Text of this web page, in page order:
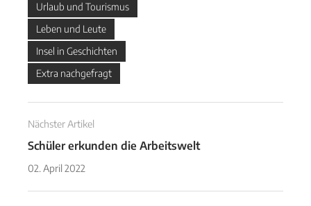
Urlaub und Tourismus
Leben und Leute
Insel in Geschichten
Extra nachgefragt
Nächster Artikel
Schüler erkunden die Arbeitswelt
02. April 2022